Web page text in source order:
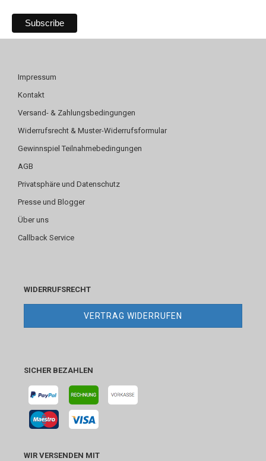
Impressum
Kontakt
Versand- & Zahlungsbedingungen
Widerrufsrecht & Muster-Widerrufsformular
Gewinnspiel Teilnahmebedingungen
AGB
Privatsphäre und Datenschutz
Presse und Blogger
Über uns
Callback Service
WIDERRUFSRECHT
VERTRAG WIDERRUFEN
SICHER BEZAHLEN
WIR VERSENDEN MIT